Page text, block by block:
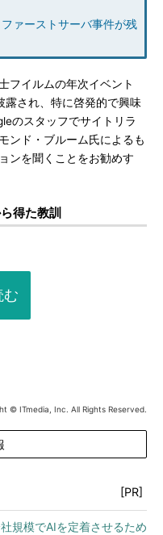
ァーストサーバ事件が残
フイルムの年次イベント
露され、特に啓発的で興味
のスタッフでサイトリラ
ンド・ブルーム氏によるも
ンを聞くことをお勧めす
得た教訓
む
© ITmedia, Inc. All Rights Reserved.
[PR]
規模でAIを定着させるため